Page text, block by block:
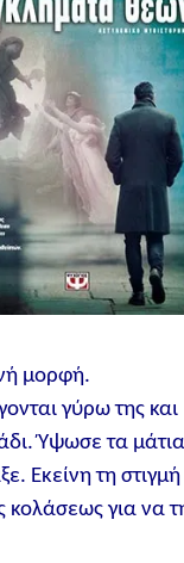
μορφή.
γύρω της και
Ύψωσε τα
Εκείνη τη στιγμή
κολάσεως για να